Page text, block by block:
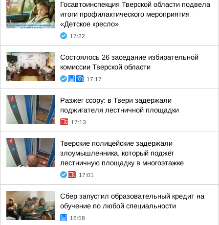
Госавтоинспекция Тверской области подвела
итоги профилактического мероприятия
«Детское кресло»
17:22
Состоялось 26 заседание избирательной
комиссии Тверской области
17:17
Разжег ссору: в Твери задержали
поджигателя лестничной площадки
17:13
Тверские полицейские задержали
злоумышленника, который поджёг
лестничную площадку в многоэтажке
17:01
Сбер запустил образовательный кредит на
обучение по любой специальности
16:58